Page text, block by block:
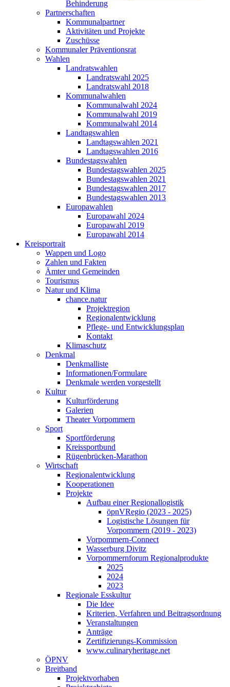
Behinderung
Partnerschaften
Kommunalpartner
Aktivitäten und Projekte
Zuschüsse
Kommunaler Präventionsrat
Wahlen
Landratswahlen
Landratswahl 2025
Landratswahl 2018
Kommunalwahlen
Kommunalwahl 2024
Kommunalwahl 2019
Kommunalwahl 2014
Landtagswahlen
Landtagswahlen 2021
Landtagswahlen 2016
Bundestagswahlen
Bundestagswahlen 2025
Bundestagswahlen 2021
Bundestagswahlen 2017
Bundestagswahlen 2013
Europawahlen
Europawahl 2024
Europawahl 2019
Europawahl 2014
Kreisportrait
Wappen und Logo
Zahlen und Fakten
Ämter und Gemeinden
Tourismus
Natur und Klima
chance.natur
Projektregion
Regionalentwicklung
Pflege- und Entwicklungsplan
Kontakt
Klimaschutz
Denkmal
Denkmalliste
Informationen/Formulare
Denkmale werden vorgestellt
Kultur
Kulturförderung
Galerien
Theater Vorpommern
Sport
Sportförderung
Kreissportbund
Rügenbrücken-Marathon
Wirtschaft
Regionalentwicklung
Kooperationen
Projekte
Aufbau einer Regionallogistik
öpnVRegio (2023 - 2025)
Logistische Lösungen­ für
Vorpommern (2019 - 2023)
Vorpommern-Connect
Wasserburg Divitz
Vorpommernforum Regionalprodukte
2025
2024
2023
Regionale Esskultur
Die Idee
Kriterien, Verfahren und Beitragsordnung
Veranstaltungen
Anträge
Zertifizierungs-Kommission
www.culinaryheritage.net
ÖPNV
Breitband
Projektvorhaben